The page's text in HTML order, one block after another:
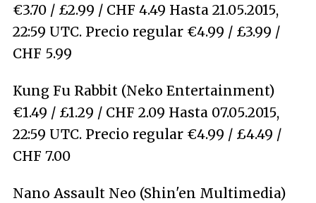
€3.70 / £2.99 / CHF 4.49 Hasta 21.05.2015,
22:59 UTC. Precio regular €4.99 / £3.99 /
CHF 5.99
Kung Fu Rabbit (Neko Entertainment)
€1.49 / £1.29 / CHF 2.09 Hasta 07.05.2015,
22:59 UTC. Precio regular €4.99 / £4.49 /
CHF 7.00
Nano Assault Neo (Shin'en Multimedia)